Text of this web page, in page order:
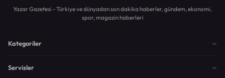
Yazar Gazetesi - Türkiye ve dünyadan son dakika haberler, gündem, ekonomi,
spor, magazin haberleri
Kategoriler
Servisler